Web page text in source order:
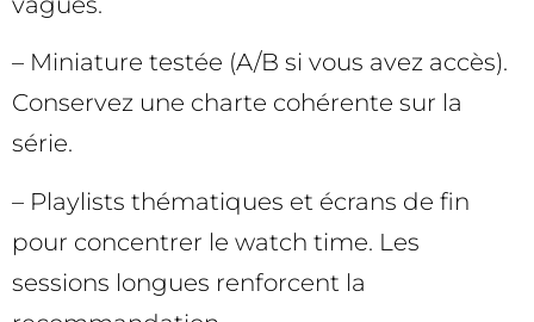
– Miniature testée (A/B si vous avez accès).
Conservez une charte cohérente sur la
série.
– Playlists thématiques et écrans de fin
pour concentrer le watch time. Les
sessions longues renforcent la